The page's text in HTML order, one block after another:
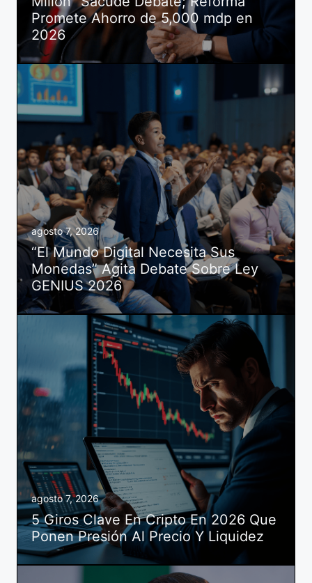
Promete Ahorro de 5,000 mdp en
2026
agosto 7, 2026
“El Mundo Digital Necesita Sus
Monedas” Agita Debate Sobre Ley
GENIUS 2026
agosto 7, 2026
5 Giros Clave En Cripto En 2026 Que
Ponen Presión Al Precio Y Liquidez